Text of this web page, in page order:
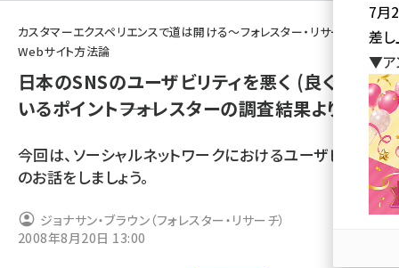
seo (3523)
ai (2804)
youtube (2429)
note (2312)
セミナー (2303)
z世代 (1622)
カスタマーエクスペリエンスで道は開ける～フォレスター・リサーチの
Webサイト方法論
日本のSNSのユーザビリティを悪く (良く) して
いるポイント――フォレスターの調査結果より
今回は、ソーシャルネットワークにおけるユーザビリティ
のお話をしましょう。
ジョナサン・ブラウン（フォレスター・リサーチ）
2008年8月20日 13:00
7月
差し
▼ア